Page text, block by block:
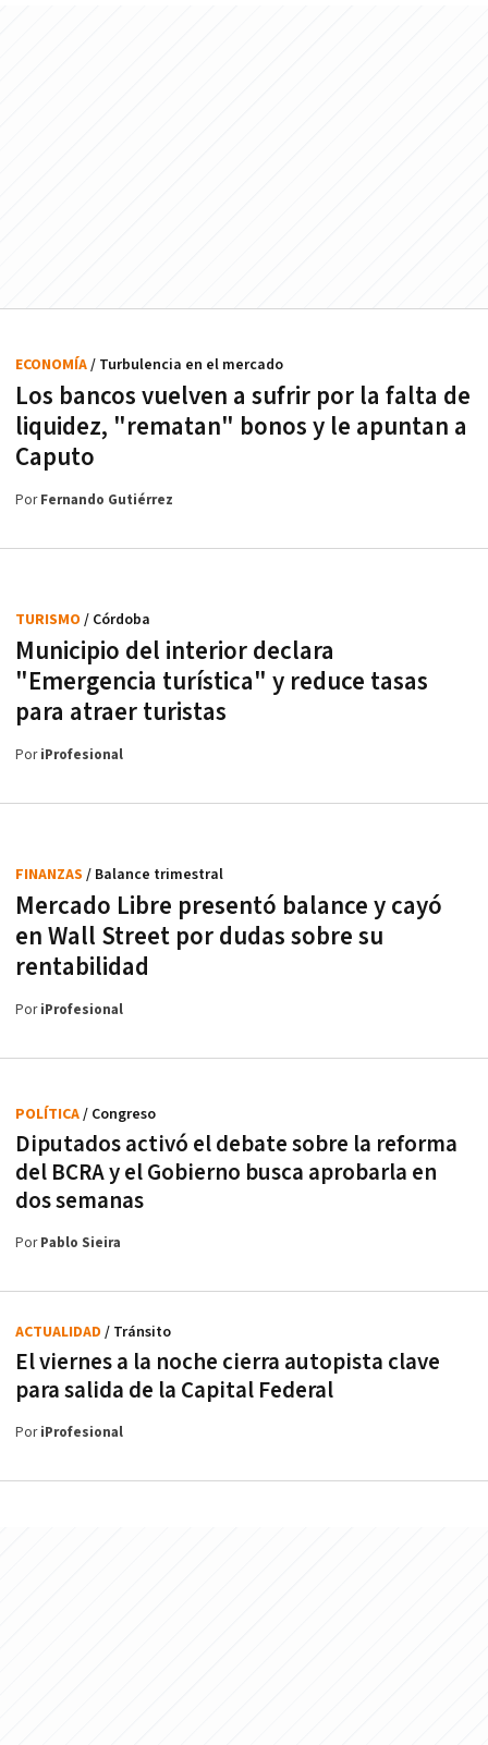
Los bancos vuelven a sufrir por la falta de
liquidez, "rematan" bonos y le apuntan a
Caputo
ECONOMÍA/ Turbulencia en el mercado
PorFernando Gutiérrez
Municipio del interior declara
"Emergencia turística" y reduce tasas
para atraer turistas
TURISMO / Córdoba
PoriProfesional
Mercado Libre presentó balance y cayó
en Wall Street por dudas sobre su
rentabilidad
FINANZAS / Balance trimestral
PoriProfesional
Diputados activó el debate sobre la reforma
del BCRA y el Gobierno busca aprobarla en
dos semanas
POLÍTICA/ Congreso
PorPablo Sieira
El viernes a la noche cierra autopista clave
para salida de la Capital Federal
ACTUALIDAD / Tránsito
PoriProfesional